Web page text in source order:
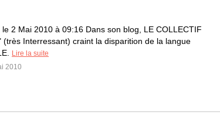
2 Mai 2010 à 09:16 Dans son blog, LE COLLECTIF
(très Interressant) craint la disparition de la langue
Lire la suite
2010